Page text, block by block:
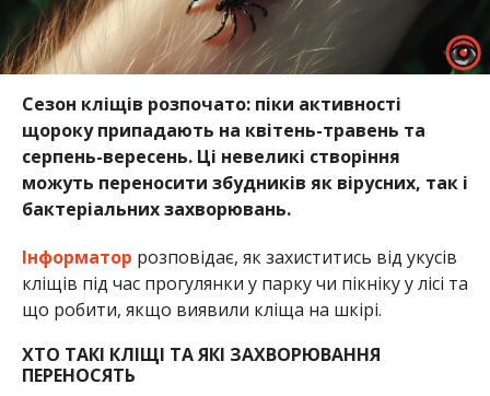
Сезон кліщів розпочато: піки активності
щороку припадають на квітень-травень та
серпень-вересень. Ці невеликі створіння
можуть переносити збудників як вірусних, так і
бактеріальних захворювань.
Інформатор розповідає, як захиститись від укусів
кліщів під час прогулянки у парку чи пікніку у лісі та
що робити, якщо виявили кліща на шкірі.
ХТО ТАКІ КЛІЩІ ТА ЯКІ ЗАХВОРЮВАННЯ
ПЕРЕНОСЯТЬ